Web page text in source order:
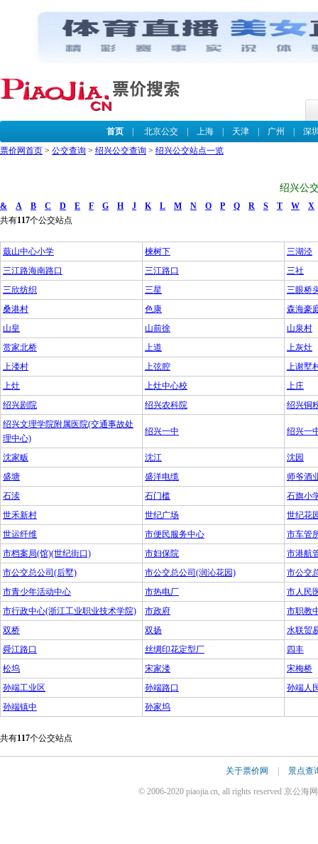
首页| 北京公交| 上海| 天津| 广州
深
票价网首页 > 公交查询 > 绍兴公交查询 > 绍兴公交站点一览
绍兴公
& A B C D E F G H J K L M N O P Q R S T W
X
共有117个公交站点
蕺山中心小学 楝树下
三湖泾
三江路海南路口
三江路口
三社
三欣纺织
三星
三眼桥
桑港村
色康
森海豪
山皇
山前徐
山泉村
赏家北桥
上道
上灰灶
上溇村
上弦腔
上谢墅
上灶
上灶中心校
上庄
绍兴剧院
绍兴农科院
绍兴铜
绍兴文理学院附属医院(交通事故处
理中心)
绍兴一中 绍兴一
沈家畈 沈江
沈园
盛塘
盛洋电缆
师爷酒
石渎
石门槛
石旗小
世禾新村
世纪广场
世纪花
世运纤维
市便民服务中心
市车管
市档案局(馆)(世纪街口)
市妇保院
市港航
市公交总公司(后墅)
市公交总公司(润沁花园)
市公交
市青少年活动中心
市热电厂
市人民
市行政中心(浙江工业职业技术学院)
市政府
市职教
双桥
双扬
水联贸
舜江路口
丝绸印花定型厂
四丰
松坞
宋家溇
宋梅桥
孙端工业区
孙端路口
孙端人
孙端镇中
孙家坞
共有117个公交站点
关于票价网 | 景点查
© 2006-2020 piaojia.cn, all rights reserved 京公海